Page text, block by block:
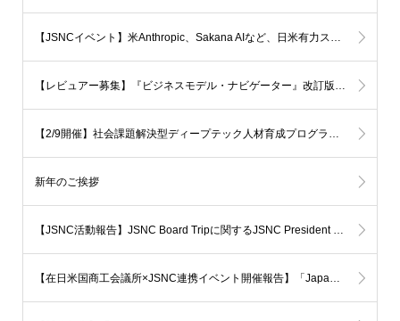
【JSNCイベント】米Anthropic、Sakana AIなど、日米有力スタートアップ幹部が登壇！ ～2026 Japan–U.S. Innovation Awardsシンポジウム(7月16日開催)～
【レビュアー募集】『ビジネスモデル・ナビゲーター』改訂版の一般レビュアーを募集しています
【2/9開催】社会課題解決型ディープテック人材育成プログラム「BiTS」説明ウェビナーのご案内
新年のご挨拶
【JSNC活動報告】JSNC Board Tripに関するJSNC President Steve Pollockのメッセージ
【在日米国商工会議所×JSNC連携イベント開催報告】「Japan Market Entry: The US Healthtech Startup Journey」が開催されました